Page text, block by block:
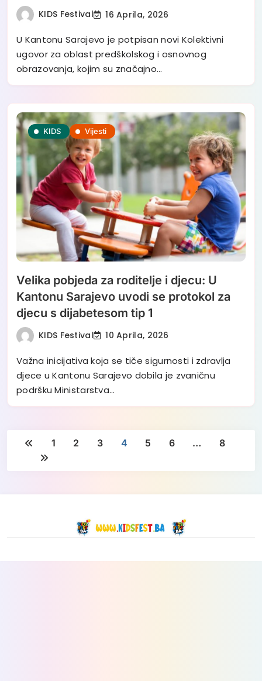
KIDS Festival 16 Aprila, 2026
U Kantonu Sarajevo je potpisan novi Kolektivni
ugovor za oblast predškolskog i osnovnog
obrazovanja, kojim su značajno…
KIDS Vijesti
Velika pobjeda za roditelje i djecu: U
Kantonu Sarajevo uvodi se protokol za
djecu s dijabetesom tip 1
KIDS Festival 10 Aprila, 2026
Važna inicijativa koja se tiče sigurnosti i zdravlja
djece u Kantonu Sarajevo dobila je zvaničnu
podršku Ministarstva…
1 2 3 4 5 6 … 8